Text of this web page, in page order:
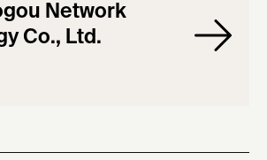
Network
Co., Ltd.